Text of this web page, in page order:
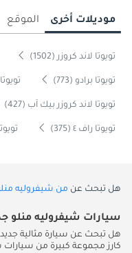
موديلات أخرى الموقع
تويوتا لاند كروزر (1502)
تويوتا برادو (773) تويوتا
تويوتا لاند كروزر بيك آب (427)
تويوتا راف ٤ (375)
هل تبحث عن من شيفروليه
سيارات شيفروليه منلو
هل تبحث عن سيارة مثالية
كارز مجموعة كبيرة من سيارات